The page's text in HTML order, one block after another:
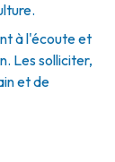
à l'écoute et
Les solliciter,
et de